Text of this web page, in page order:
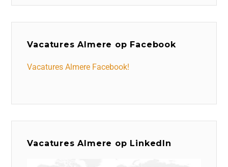
Vacatures Almere op Facebook
Vacatures Almere Facebook!
Vacatures Almere op LinkedIn